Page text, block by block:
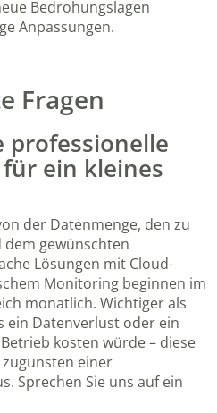
Bedrohungslagen
Anpassungen.
Fragen
professionelle
ein kleines
der Datenmenge, den zu
gewünschten
Lösungen mit Cloud-
Monitoring beginnen im
monatlich. Wichtiger als
ein Datenverlust oder ein
kosten würde – diese
einer
Sprechen Sie uns auf ein